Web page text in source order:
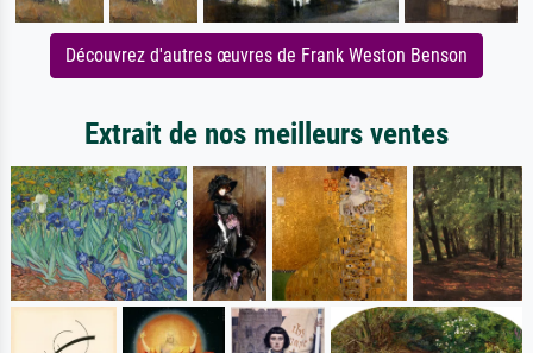
Découvrez d'autres œuvres de Frank Weston Benson
Extrait de nos meilleurs ventes